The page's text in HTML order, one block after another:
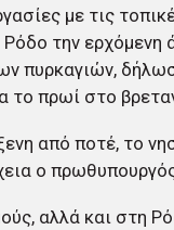
με τις
την ερχόμενη
πυρκαγιών,
πρωί στο
από ποτέ, το
ο
αλλά και στη